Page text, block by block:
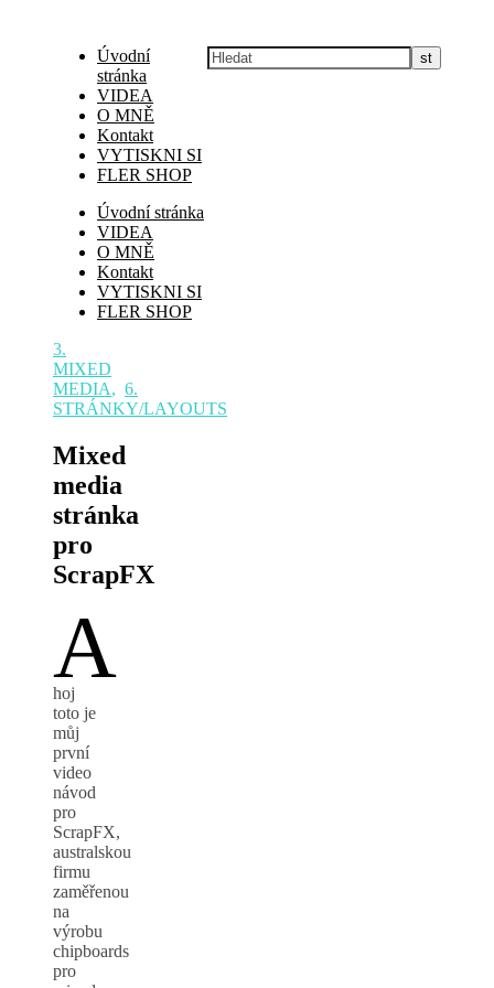
Úvodní
stránka
VIDEA
O MNĚ
Kontakt
VYTISKNI SI
FLER SHOP
Úvodní stránka
VIDEA
O MNĚ
Kontakt
VYTISKNI SI
FLER SHOP
3.
MIXED
MEDIA, 6.
STRÁNKY/LAYOUTS
Mixed
media
stránka
pro
ScrapFX
A
hoj
toto je
můj
první
video
návod
pro
ScrapFX,
australskou
firmu
zaměřenou
na
výrobu
chipboards
pro